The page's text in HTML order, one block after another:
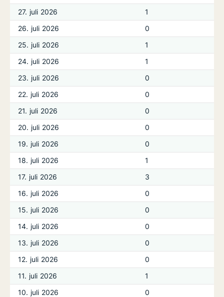
27. juli 2026
1
26. juli 2026
0
25. juli 2026
1
24. juli 2026
1
23. juli 2026
0
22. juli 2026
0
21. juli 2026
0
20. juli 2026
0
19. juli 2026
0
18. juli 2026
1
17. juli 2026
3
16. juli 2026
0
15. juli 2026
0
14. juli 2026
0
13. juli 2026
0
12. juli 2026
0
11. juli 2026
1
10. juli 2026
0